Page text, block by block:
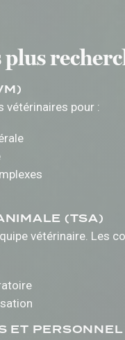
vétérinaires pour :
(TSA)
vétérinaire. Les
ET